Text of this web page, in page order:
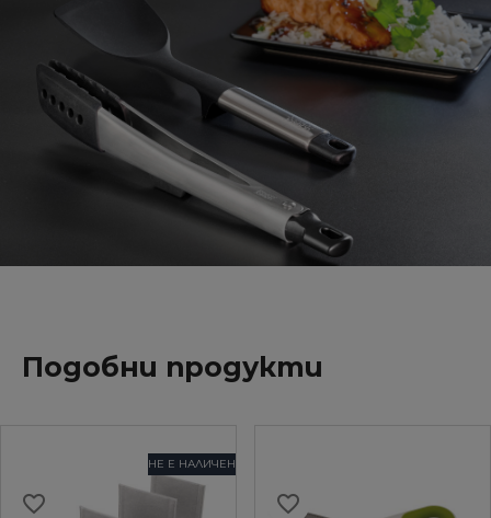
Подобни продукти
НЕ Е НАЛИЧЕН
favorite_border favorite_border